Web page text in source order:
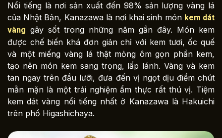
Nổi tiếng là nơi sản xuất đến 98% sản lượng vàng lá
của Nhật Bản, Kanazawa là nơi khai sinh món kem dát
vàng gây sốt trong những năm gần đây. Món kem
được chế biến khá đơn giản chỉ với kem tươi, ốc quế
và một miếng vàng lá thật mỏng ôm gọn phần kem,
tạo nên món kem sang trọng, lấp lánh. Vàng và kem
tan ngay trên đầu lưỡi, đưa đến vị ngọt dịu điểm chút
mằn mặn là một trải nghiệm ẩm thực rất thú vị. Tiệm
kem dát vàng nổi tiếng nhất ở Kanazawa là Hakuichi
trên phố Higashichaya.